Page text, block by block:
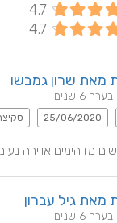
4.7
4.7
מאת שרון גמבשו
6 שנים
25/06/2020
מדהימים אווירה
מאת גיל עברון
6 שנים